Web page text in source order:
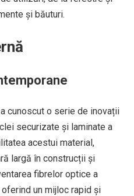
și băuturi.
cunoscut o serie de inovații
securizate și laminate a
acestui material,
largă în construcții și
fibrelor optice a
un mijloc rapid și